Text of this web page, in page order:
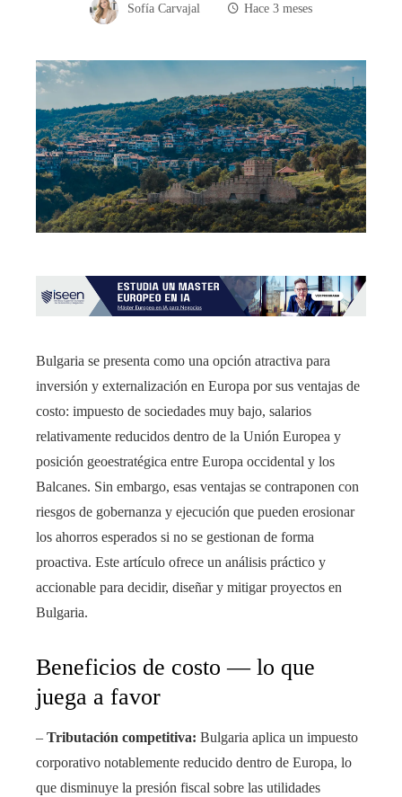
Sofía Carvajal Hace 3 meses
Bulgaria se presenta como una opción atractiva para
inversión y externalización en Europa por sus ventajas de
costo: impuesto de sociedades muy bajo, salarios
relativamente reducidos dentro de la Unión Europea y
posición geoestratégica entre Europa occidental y los
Balcanes. Sin embargo, esas ventajas se contraponen con
riesgos de gobernanza y ejecución que pueden erosionar
los ahorros esperados si no se gestionan de forma
proactiva. Este artículo ofrece un análisis práctico y
accionable para decidir, diseñar y mitigar proyectos en
Bulgaria.
Beneficios de costo — lo que
juega a favor
– Tributación competitiva: Bulgaria aplica un impuesto
corporativo notablemente reducido dentro de Europa, lo
que disminuye la presión fiscal sobre las utilidades